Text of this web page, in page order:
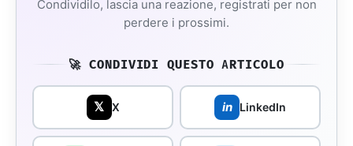
Condividilo, lascia una reazione, registrati per non
perdere i prossimi.
🚀 CONDIVIDI QUESTO ARTICOLO
𝕏 X in LinkedIn